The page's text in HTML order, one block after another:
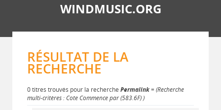
WINDMUSIC.ORG
RÉSULTAT DE LA
RECHERCHE
0 titres trouvés pour la recherche Permalink= (Recherche
multi-critères : Cote Commence par (583.6F) )